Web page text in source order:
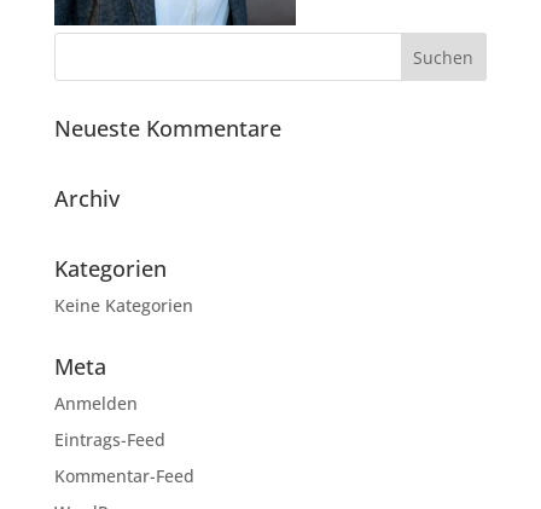
Neueste Kommentare
Archiv
Kategorien
Keine Kategorien
Meta
Anmelden
Eintrags-Feed
Kommentar-Feed